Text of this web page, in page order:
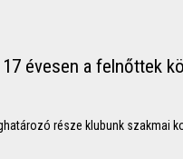
17 évesen a felnőttek
része klubunk